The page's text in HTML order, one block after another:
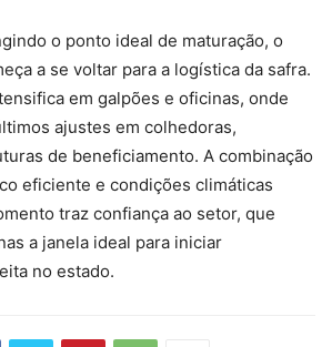
o ponto ideal de maturação, o
a se voltar para a logística da safra.
em galpões e oficinas, onde
ajustes em colhedoras,
de beneficiamento. A combinação
eficiente e condições climáticas
traz confiança ao setor, que
a janela ideal para iniciar
no estado.